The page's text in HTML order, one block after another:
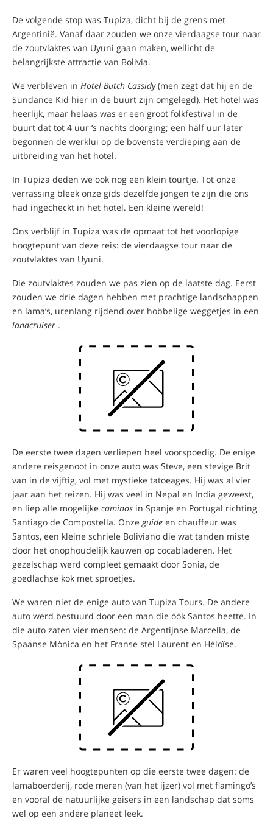
De volgende stop was Tupiza, dicht bij de grens met
Argentinië. Vanaf daar zouden we onze vierdaagse tour naar
de zoutvlaktes van Uyuni gaan maken, wellicht de
belangrijkste attractie van Bolivia.
We verbleven in Hotel Butch Cassidy(men zegt dat hij en de
Sundance Kid hier in de buurt zijn omgelegd). Het hotel was
heerlijk, maar helaas was er een groot folkfestival in de
buurt dat tot 4 uur ‘s nachts doorging; een half uur later
begonnen de werklui op de bovenste verdieping aan de
uitbreiding van het hotel.
In Tupiza deden we ook nog een klein tourtje. Tot onze
verrassing bleek onze gids dezelfde jongen te zijn die ons
had ingecheckt in het hotel. Een kleine wereld!
Ons verblijf in Tupiza was de opmaat tot het voorlopige
hoogtepunt van deze reis: de vierdaagse tour naar de
zoutvlaktes van Uyuni.
Die zoutvlaktes zouden we pas zien op de laatste dag. Eerst
zouden we drie dagen hebben met prachtige landschappen
en lama’s, urenlang rijdend over hobbelige weggetjes in een
landcruiser .
De eerste twee dagen verliepen heel voorspoedig. De enige
andere reisgenoot in onze auto was Steve, een stevige Brit
van in de vijftig, vol met mystieke tatoeages. Hij was al vier
jaar aan het reizen. Hij was veel in Nepal en India geweest,
en liep alle mogelijke caminos in Spanje en Portugal richting
Santiago de Compostella. Onze guide en chauffeur was
Santos, een kleine schriele Boliviano die wat tanden miste
door het onophoudelijk kauwen op cocabladeren. Het
gezelschap werd compleet gemaakt door Sonia, de
goedlachse kok met sproetjes.
We waren niet de enige auto van Tupiza Tours. De andere
auto werd bestuurd door een man die óók Santos heette. In
die auto zaten vier mensen: de Argentijnse Marcella, de
Spaanse Mònica en het Franse stel Laurent en Héloïse.
Er waren veel hoogtepunten op die eerste twee dagen: de
lamaboerderij, rode meren (van het ijzer) vol met flamingo’s
en vooral de natuurlijke geisers in een landschap dat soms
wel op een andere planeet leek.